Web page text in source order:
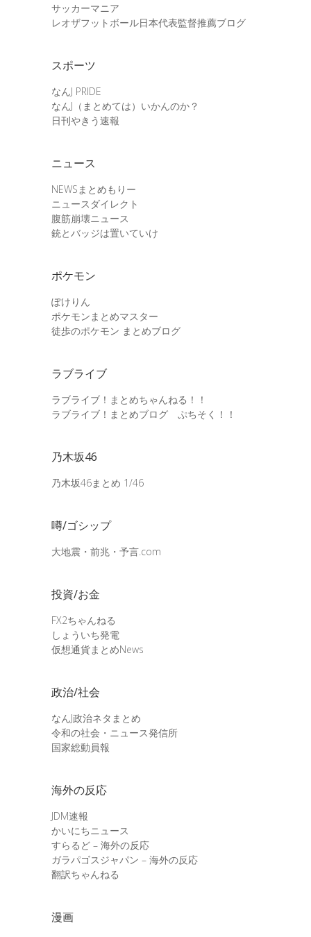
サッカーマニア
レオザフットボール日本代表監督推薦ブログ
スポーツ
なんJ PRIDE
なんJ（まとめては）いかんのか？
日刊やきう速報
ニュース
NEWSまとめもりー
ニュースダイレクト
腹筋崩壊ニュース
銃とバッジは置いていけ
ポケモン
ぽけりん
ポケモンまとめマスター
徒歩のポケモン まとめブログ
ラブライブ
ラブライブ！まとめちゃんねる！！
ラブライブ！まとめブログ ぷちそく！！
乃木坂46
乃木坂46まとめ 1/46
噂/ゴシップ
大地震・前兆・予言.com
投資/お金
FX2ちゃんねる
しょういち発電
仮想通貨まとめNews
政治/社会
なんJ政治ネタまとめ
令和の社会・ニュース発信所
国家総動員報
海外の反応
JDM速報
かいにちニュース
すらるど – 海外の反応
ガラパゴスジャパン – 海外の反応
翻訳ちゃんねる
漫画